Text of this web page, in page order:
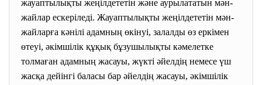
жауаптылықты жеңілдететін және аурылататын мән-
жайлар ескеріледі. Жауаптылықты жеңілдететін мән-
жайларға кәнілі адамның өкінуі, залалды өз еркімен
өтеуі, әкімшілік құқық бұзушылықты кәмелетке
толмаған адамның жасауы, жүкті әйелдің немесе үш
жасқа дейінгі баласы бар әйелдің жасауы, әкімшілік